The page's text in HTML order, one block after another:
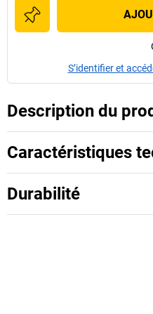
S’identifier et
Description du
Caractéristiques
Durabilité